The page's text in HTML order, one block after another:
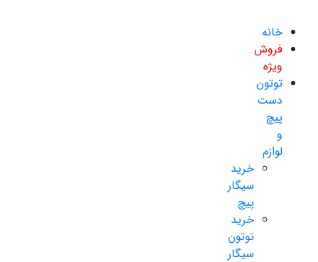
خانه
فروش
ویژه
توتون
دست
پیچ
و
لوازم
خرید
سیگار
پیچ
خرید
توتون
سیگار